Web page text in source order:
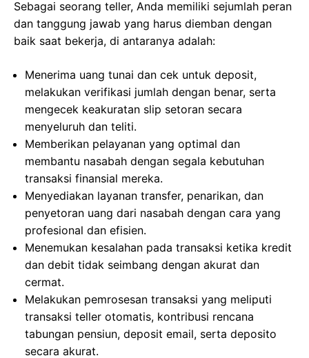
Sebagai seorang teller, Anda memiliki sejumlah peran
dan tanggung jawab yang harus diemban dengan
baik saat bekerja, di antaranya adalah:
Menerima uang tunai dan cek untuk deposit,
melakukan verifikasi jumlah dengan benar, serta
mengecek keakuratan slip setoran secara
menyeluruh dan teliti.
Memberikan pelayanan yang optimal dan
membantu nasabah dengan segala kebutuhan
transaksi finansial mereka.
Menyediakan layanan transfer, penarikan, dan
penyetoran uang dari nasabah dengan cara yang
profesional dan efisien.
Menemukan kesalahan pada transaksi ketika kredit
dan debit tidak seimbang dengan akurat dan
cermat.
Melakukan pemrosesan transaksi yang meliputi
transaksi teller otomatis, kontribusi rencana
tabungan pensiun, deposit email, serta deposito
secara akurat.